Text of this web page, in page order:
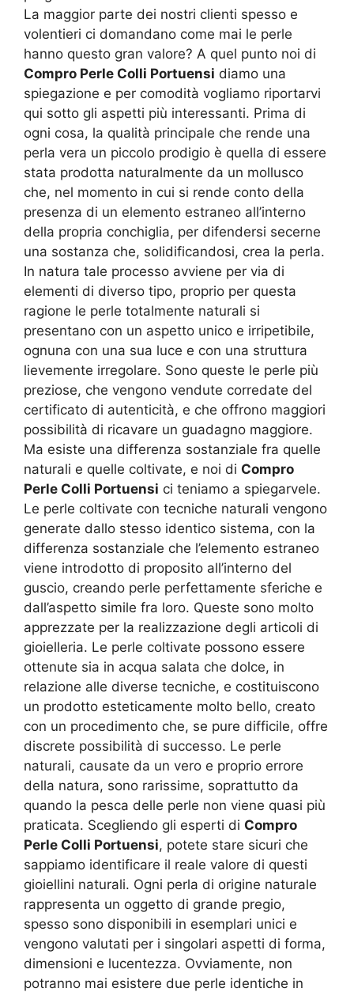
La maggior parte dei nostri clienti spesso e
volentieri ci domandano come mai le perle
hanno questo gran valore? A quel punto noi di
Compro Perle Colli Portuensi diamo una
spiegazione e per comodità vogliamo riportarvi
qui sotto gli aspetti più interessanti. Prima di
ogni cosa, la qualità principale che rende una
perla vera un piccolo prodigio è quella di essere
stata prodotta naturalmente da un mollusco
che, nel momento in cui si rende conto della
presenza di un elemento estraneo all’interno
della propria conchiglia, per difendersi secerne
una sostanza che, solidificandosi, crea la perla.
In natura tale processo avviene per via di
elementi di diverso tipo, proprio per questa
ragione le perle totalmente naturali si
presentano con un aspetto unico e irripetibile,
ognuna con una sua luce e con una struttura
lievemente irregolare. Sono queste le perle più
preziose, che vengono vendute corredate del
certificato di autenticità, e che offrono maggiori
possibilità di ricavare un guadagno maggiore.
Ma esiste una differenza sostanziale fra quelle
naturali e quelle coltivate, e noi di Compro
Perle Colli Portuensi ci teniamo a spiegarvele.
Le perle coltivate con tecniche naturali vengono
generate dallo stesso identico sistema, con la
differenza sostanziale che l’elemento estraneo
viene introdotto di proposito all’interno del
guscio, creando perle perfettamente sferiche e
dall’aspetto simile fra loro. Queste sono molto
apprezzate per la realizzazione degli articoli di
gioielleria. Le perle coltivate possono essere
ottenute sia in acqua salata che dolce, in
relazione alle diverse tecniche, e costituiscono
un prodotto esteticamente molto bello, creato
con un procedimento che, se pure difficile, offre
discrete possibilità di successo. Le perle
naturali, causate da un vero e proprio errore
della natura, sono rarissime, soprattutto da
quando la pesca delle perle non viene quasi più
praticata. Scegliendo gli esperti di Compro
Perle Colli Portuensi, potete stare sicuri che
sappiamo identificare il reale valore di questi
gioiellini naturali. Ogni perla di origine naturale
rappresenta un oggetto di grande pregio,
spesso sono disponibili in esemplari unici e
vengono valutati per i singolari aspetti di forma,
dimensioni e lucentezza. Ovviamente, non
potranno mai esistere due perle identiche in